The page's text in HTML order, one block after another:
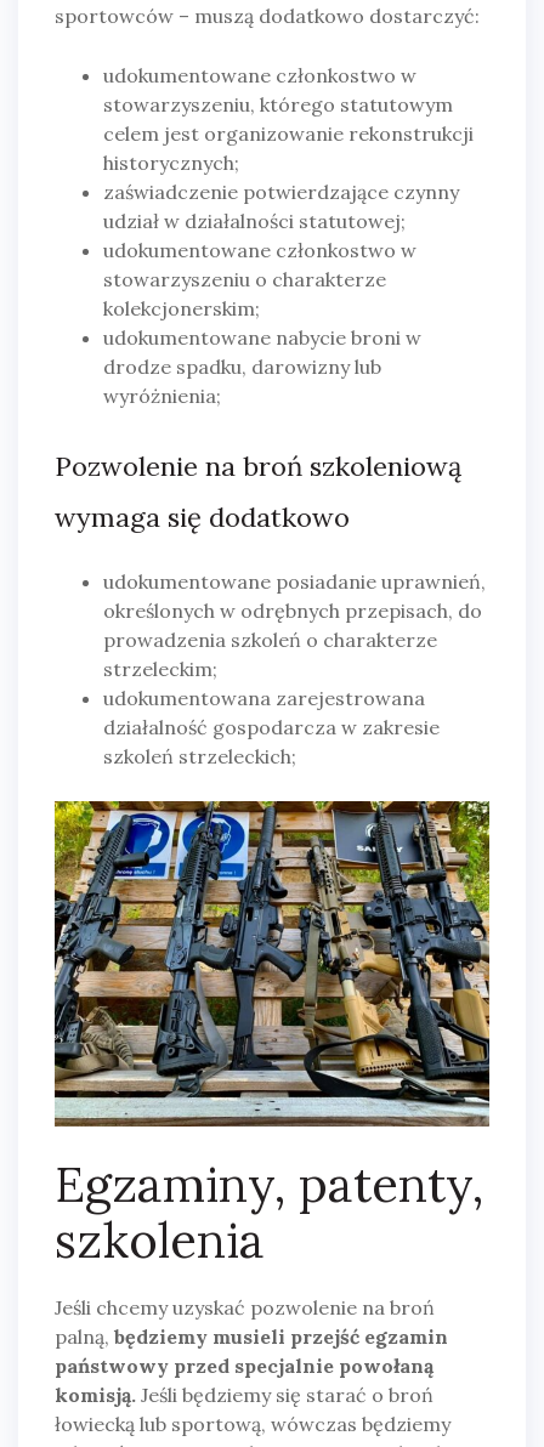
sportowców – muszą dodatkowo dostarczyć:
udokumentowane członkostwo w
stowarzyszeniu, którego statutowym
celem jest organizowanie rekonstrukcji
historycznych;
zaświadczenie potwierdzające czynny
udział w działalności statutowej;
udokumentowane członkostwo w
stowarzyszeniu o charakterze
kolekcjonerskim;
udokumentowane nabycie broni w
drodze spadku, darowizny lub
wyróżnienia;
Pozwolenie na broń szkoleniową
wymaga się dodatkowo
udokumentowane posiadanie uprawnień,
określonych w odrębnych przepisach, do
prowadzenia szkoleń o charakterze
strzeleckim;
udokumentowana zarejestrowana
działalność gospodarcza w zakresie
szkoleń strzeleckich;
Egzaminy, patenty,
szkolenia
Jeśli chcemy uzyskać pozwolenie na broń
palną, będziemy musieli przejść egzamin
państwowy przed specjalnie powołaną
komisją. Jeśli będziemy się starać o broń
łowiecką lub sportową, wówczas będziemy